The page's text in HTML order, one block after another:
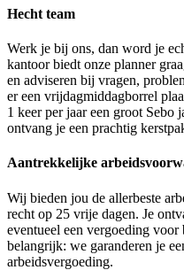
Hecht team
Werk je bij ons, dan word je
kantoor biedt onze planner
en adviseren bij vragen,
er een vrijdagmiddagborrel
1 keer per jaar een groot Sebo
ontvang je een prachtig
Aantrekkelijke
Wij bieden jou de allerbeste
recht op 25 vrije dagen. Je
eventueel een vergoeding
belangrijk: we garanderen je
arbeidsvergoeding.